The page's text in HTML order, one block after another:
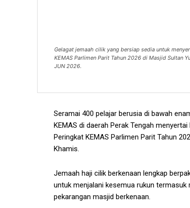
Gelagat jemaah cilik yang bersiap sedia untuk
KEMAS Parlimen Parit Tahun 2026 di Masjid Sultan
JUN 2026.
Seramai 400 pelajar berusia di bawah
KEMAS di daerah Perak Tengah
Peringkat KEMAS Parlimen Parit Tahun
Khamis.
Jemaah haji cilik berkenaan lengkap
untuk menjalani kesemua rukun
pekarangan masjid berkenaan.